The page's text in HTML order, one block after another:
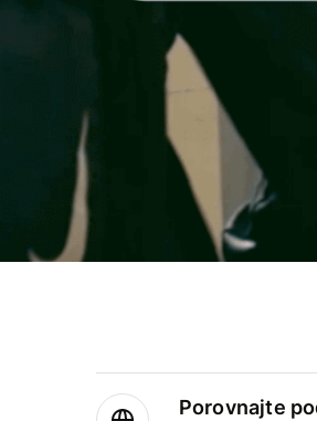
Porovnajte